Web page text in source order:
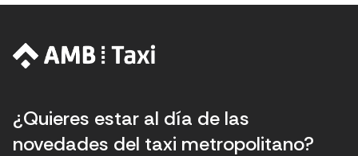
¿Quieres estar al día de las
novedades del taxi metropolitano?